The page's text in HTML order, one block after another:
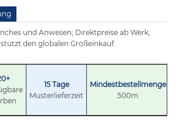
und Anwesen; Direktpreise ab Werk;
den globalen Großeinkauf.
15 Tage
Musterlieferzeit
Mindestbestellmenge
500m